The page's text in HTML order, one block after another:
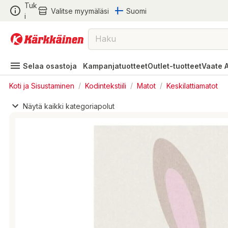
Tuk
i
Valitse myymäläsi Suomi
Selaa osastoja KampanjatuotteetOutlet-tuotteetVaate
Koti ja Sisustaminen / Kodintekstiili / Matot / Keskilattiamatot
Näytä kaikki kategoriapolut